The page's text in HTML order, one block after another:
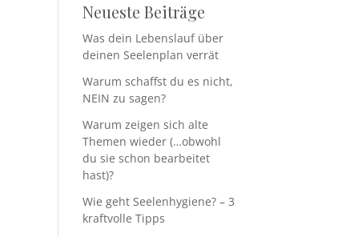
Neueste Beiträge
Was dein Lebenslauf über
deinen Seelenplan verrät
Warum schaffst du es nicht,
NEIN zu sagen?
Warum zeigen sich alte
Themen wieder (…obwohl
du sie schon bearbeitet
hast)?
Wie geht Seelenhygiene? – 3
kraftvolle Tipps